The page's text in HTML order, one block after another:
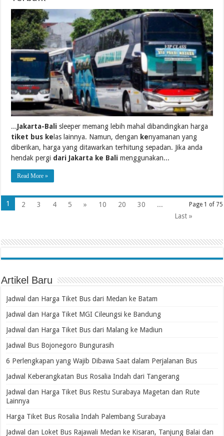
...Jakarta-Bali sleeper memang lebih mahal dibandingkan harga
tiket bus ke las lainnya. Namun, dengan kenyamanan yang
diberikan, harga yang ditawarkan terhitung sepadan. Jika anda
hendak pergi dari Jakarta ke Bali menggunakan...
Read More »
Page 1 of 75
1 2 3 4 5 » 10 20 30
...
Last »
Artikel Baru
Jadwal dan Harga Tiket Bus dari Medan ke Batam
Jadwal dan Harga Tiket MGI Cileungsi ke Bandung
Jadwal dan Harga Tiket Bus dari Malang ke Madiun
Jadwal Bus Bojonegoro Bungurasih
6 Perlengkapan yang Wajib Dibawa Saat dalam Perjalanan Bus
Jadwal Keberangkatan Bus Rosalia Indah dari Tangerang
Jadwal dan Harga Tiket Bus Restu Surabaya Magetan dan Rute
Lainnya
Harga Tiket Bus Rosalia Indah Palembang Surabaya
Jadwal dan Loket Bus Rajawali Medan ke Kisaran, Tanjung Balai dan